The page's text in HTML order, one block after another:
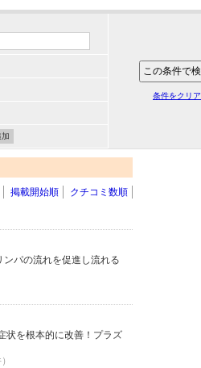
条件をクリア
掲載開始順 クチコミ数順
パの流れを促進し流れる
状を根本的に改善！プラズ